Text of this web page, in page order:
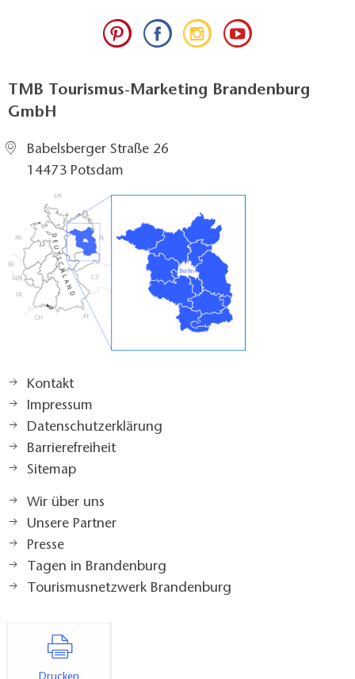
TMB Tourismus-Marketing Brandenburg
GmbH
Babelsberger Straße 26
14473 Potsdam
Kontakt
Impressum
Datenschutzerklärung
Barrierefreiheit
Sitemap
Wir über uns
Unsere Partner
Presse
Tagen in Brandenburg
Tourismusnetzwerk Brandenburg